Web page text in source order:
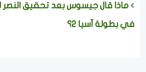
ماذا قال جيسوس بعد تحقيق النصر
في بطولة آسيا 2؟